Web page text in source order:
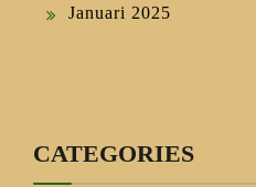
Januari 2025
CATEGORIES